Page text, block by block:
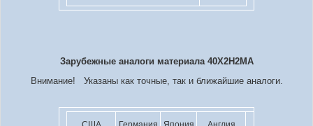
Зарубежные аналоги материала 40Х2Н2МА
Внимание! Указаны как точные, так и ближайшие аналоги.